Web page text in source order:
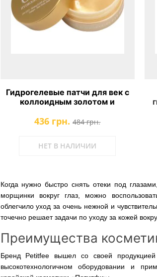
Гидрогелевые патчи для век с
коллоидным золотом и
коллагеном Petitfee Gold
Hydrogel Eye Patch
436 грн. 484 грн.
НЕТ В НАЛИЧИИ
Когда нужно быстро снять отеки под
морщинки вокруг глаз, можно
облегчило уход за очень нежной и
точечно решает задачи по уходу за кожей
Преимущества
Бренд Petitfee вышел со своей
высокотехнологичном оборудовании и